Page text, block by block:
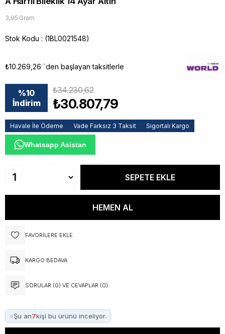
3,95 Gram
Stok Kodu (1BL0021548)
₺10.269,26 `den başlayan taksitlerle
%10
İndirim
₺34.230,62
₺30.807,79
Havale İle Ödeme Vade Farksız 3 Taksit Sigortalı Kargo
Whatsapp Asistan
FAVORILERE EKLE
KARGO BEDAVA
SORULAR (0) VE CEVAPLAR (0)
●Şu an7kişi bu ürünü inceliyor.